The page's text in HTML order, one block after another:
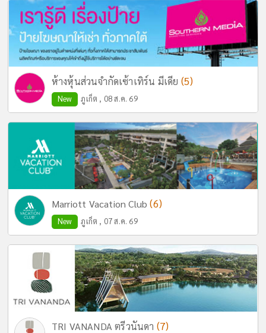
ห้างหุ้นส่วนจำกัดเซ้าเทิร์น มีเดีย (5)
New ภูเก็ต , 08 ส.ค. 69
Marriott Vacation Club(6)
New ภูเก็ต , 07 ส.ค. 69
TRI VANANDA ตรีวนันดา (7)